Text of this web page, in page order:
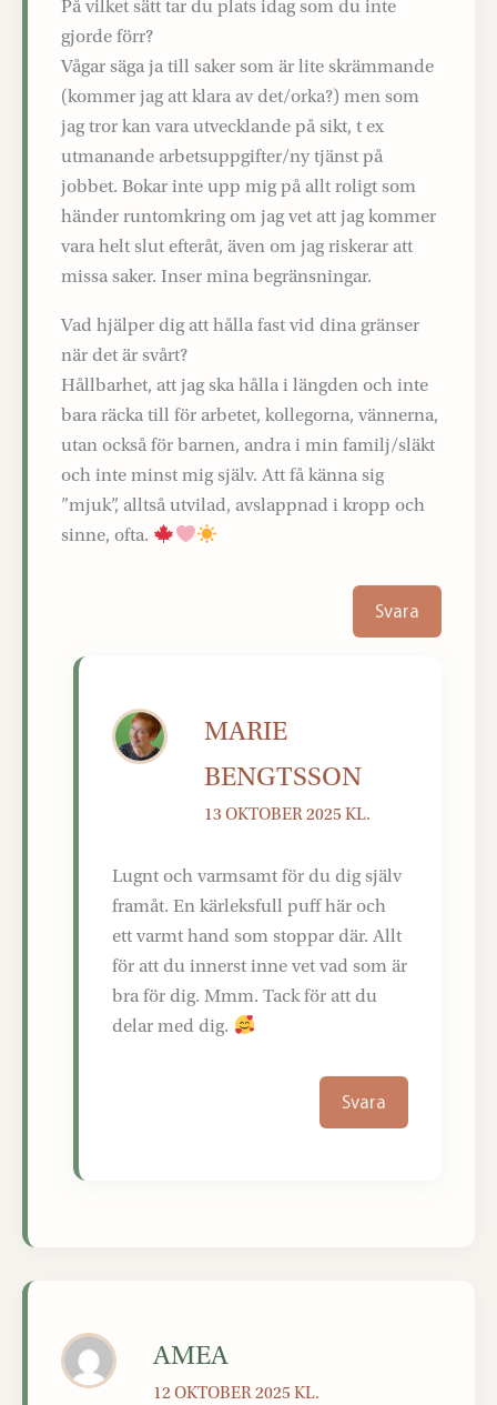
På vilket sätt tar du plats idag som du inte
gjorde förr?
Vågar säga ja till saker som är lite skrämmande
(kommer jag att klara av det/orka?) men som
jag tror kan vara utvecklande på sikt, t ex
utmanande arbetsuppgifter/ny tjänst på
jobbet. Bokar inte upp mig på allt roligt som
händer runtomkring om jag vet att jag kommer
vara helt slut efteråt, även om jag riskerar att
missa saker. Inser mina begränsningar.
Vad hjälper dig att hålla fast vid dina gränser
när det är svårt?
Hållbarhet, att jag ska hålla i längden och inte
bara räcka till för arbetet, kollegorna, vännerna,
utan också för barnen, andra i min familj/släkt
och inte minst mig själv. Att få känna sig
”mjuk”, alltså utvilad, avslappnad i kropp och
sinne, ofta.
Svara
MARIE
BENGTSSON
13 OKTOBER 2025 KL.
Lugnt och varmsamt för du dig själv
framåt. En kärleksfull puff här och
ett varmt hand som stoppar där. Allt
för att du innerst inne vet vad som är
bra för dig. Mmm. Tack för att du
delar med dig.
Svara
AMEA
12 OKTOBER 2025 KL.